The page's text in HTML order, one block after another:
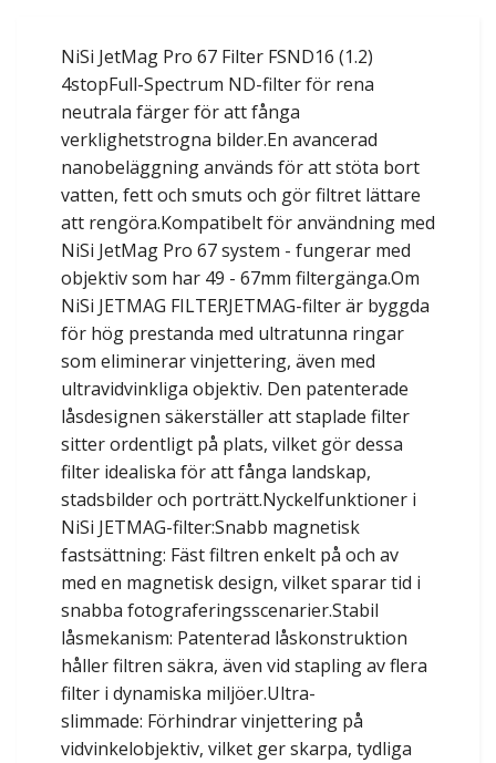
NiSi JetMag Pro 67 Filter FSND16 (1.2)
4stopFull-Spectrum ND-filter för rena
neutrala färger för att fånga
verklighetstrogna bilder.En avancerad
nanobeläggning används för att stöta bort
vatten, fett och smuts och gör filtret lättare
att rengöra.Kompatibelt för användning med
NiSi JetMag Pro 67 system - fungerar med
objektiv som har 49 - 67mm filtergänga.Om
NiSi JETMAG FILTERJETMAG-filter är byggda
för hög prestanda med ultratunna ringar
som eliminerar vinjettering, även med
ultravidvinkliga objektiv. Den patenterade
låsdesignen säkerställer att staplade filter
sitter ordentligt på plats, vilket gör dessa
filter idealiska för att fånga landskap,
stadsbilder och porträtt.Nyckelfunktioner i
NiSi JETMAG-filter:Snabb magnetisk
fastsättning: Fäst filtren enkelt på och av
med en magnetisk design, vilket sparar tid i
snabba fotograferingsscenarier.Stabil
låsmekanism: Patenterad låskonstruktion
håller filtren säkra, även vid stapling av flera
filter i dynamiska miljöer.Ultra-
slimmade: Förhindrar vinjettering på
vidvinkelobjektiv, vilket ger skarpa, tydliga